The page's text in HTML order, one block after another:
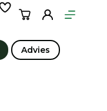
Winkelwagen
Advies